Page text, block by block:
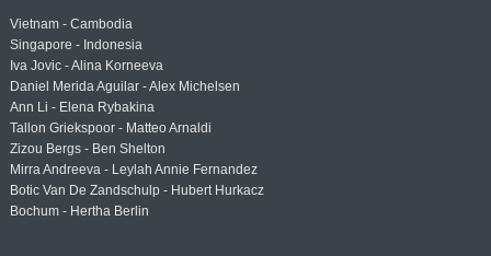
Vietnam - Cambodia
Singapore - Indonesia
Iva Jovic - Alina Korneeva
Daniel Merida Aguilar - Alex Michelsen
Ann Li - Elena Rybakina
Tallon Griekspoor - Matteo Arnaldi
Zizou Bergs - Ben Shelton
Mirra Andreeva - Leylah Annie Fernandez
Botic Van De Zandschulp - Hubert Hurkacz
Bochum - Hertha Berlin